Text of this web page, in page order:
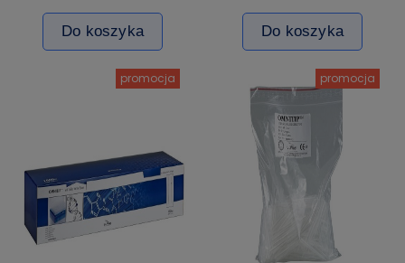
Do koszyka Do koszyka
promocja promocja